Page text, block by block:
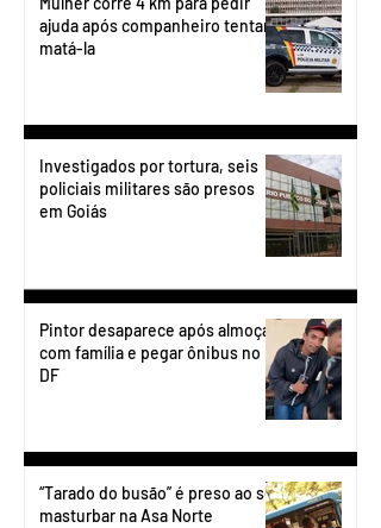
ajuda após companheiro tentar
matá-la
Investigados por tortura, seis
policiais militares são presos
em Goiás
Pintor desaparece após almoçar
com família e pegar ônibus no
DF
“Tarado do busão” é preso ao se
masturbar na Asa Norte